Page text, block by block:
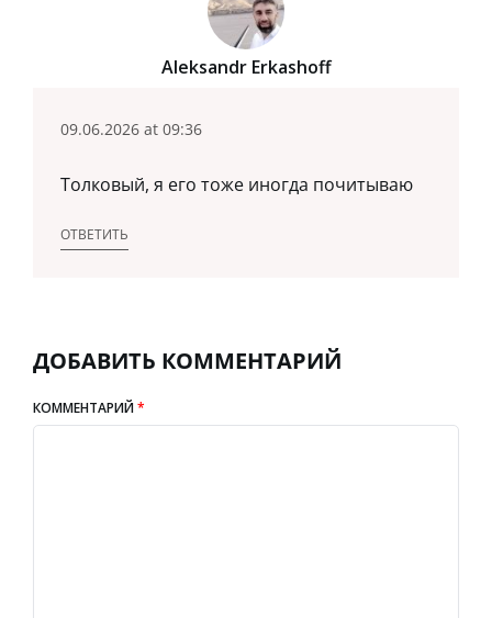
Aleksandr Erkashoff
09.06.2026 at 09:36
Толковый, я его тоже иногда почитываю
ОТВЕТИТЬ
ДОБАВИТЬ КОММЕНТАРИЙ
КОММЕНТАРИЙ*